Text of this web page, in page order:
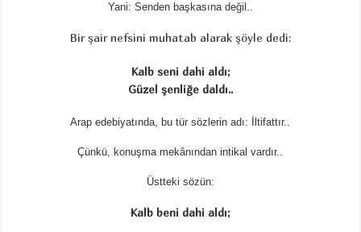
Yani: Senden başkasına değil..
Bir şair nefsini muhatab alarak şöyle dedi:
Kalb seni dahi aldı;
Güzel şenliğe daldı..
Arap edebiyatında, bu tür sözlerin adı: İltifattır..
Çünkü, konuşma mekânından intikal vardır..
Üstteki sözün:
Kalb beni dahi aldı;